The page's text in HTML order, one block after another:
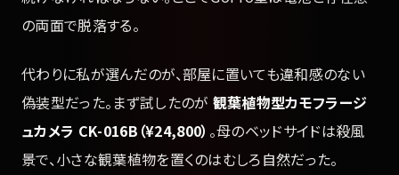
の両面で脱落する。
代わりに私が選んだのが、部屋に置いても違和感のない
偽装型だった。まず試したのが 観葉植物型カモフラージ
ュカメラ CK-016B（¥24,800） 。母のベッドサイドは殺風
景で、小さな観葉植物を置くのはむしろ自然だった。